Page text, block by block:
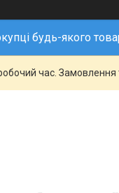
будь-якого
час.